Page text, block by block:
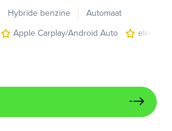
Hybride benzine
Automaat
Apple Carplay/Android Auto